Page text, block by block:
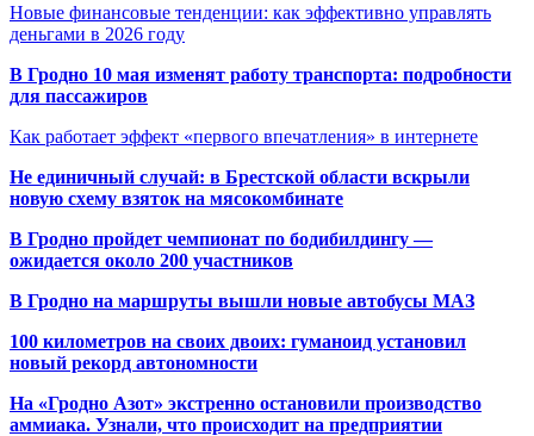
Новые финансовые тенденции: как эффективно управлять
деньгами в 2026 году
В Гродно 10 мая изменят работу транспорта: подробности
для пассажиров
Как работает эффект «первого впечатления» в интернете
Не единичный случай: в Брестской области вскрыли
новую схему взяток на мясокомбинате
В Гродно пройдет чемпионат по бодибилдингу —
ожидается около 200 участников
В Гродно на маршруты вышли новые автобусы МАЗ
100 километров на своих двоих: гуманоид установил
новый рекорд автономности
На «Гродно Азот» экстренно остановили производство
аммиака. Узнали, что происходит на предприятии